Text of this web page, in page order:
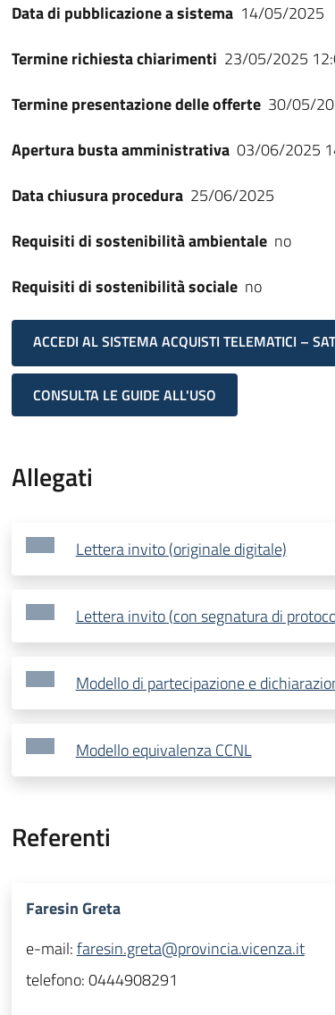
Data di pubblicazione a sistema 14/05/2025
Termine richiesta chiarimenti 23/05/2025
Termine presentazione delle offerte 30/05/
Apertura busta amministrativa 03/06/2025
Data chiusura procedura 25/06/2025
Requisiti di sostenibilità ambientale no
Requisiti di sostenibilità sociale no
ACCEDI AL SISTEMA ACQUISTI TELEMATICI –
CONSULTA LE GUIDE ALL'USO
Allegati
Lettera invito (originale digitale)
Lettera invito (con segnatura di
Modello di partecipazione e
Modello equivalenza CCNL
Referenti
Faresin Greta
e-mail:faresin.greta@provincia.vicenza.it
telefono:0444908291